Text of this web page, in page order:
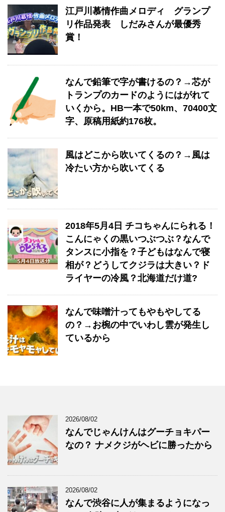
江戸川慕情作曲メロディ グランプ
リ作品発表 しだみさんが最優秀
賞！
なんで鉛筆で字が書けるの？→芯が
トランプのカードのようにはがれて
いくから。HB一本で50km、70400文
字、原稿用紙約176枚。
風はどこから吹いてくるの？→風は
冷たい方から吹いてくる
2018年5月4日 チコちゃんにられる！
こんにゃくの黒いつぶつぶ？なんで
タンスに小指を？子どもはなんで寝
相が？どうしてクジラは大きい？ド
ライヤーの冷風？北海道だけ道?
なんで味噌汁ってもやもやしてる
の？→お椀の中でいわし雲が発生し
ているから
2026/08/02
なんでじゃんけんはグーチョキパー
なの？ ナメクジがヘビに勝ったから
2026/08/02
なんで渋谷に人が集まるようになっ